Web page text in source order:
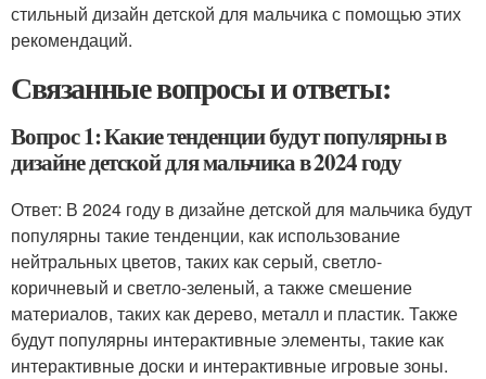
стильный дизайн детской для мальчика с помощью этих
рекомендаций.
Связанные вопросы и ответы:
Вопрос 1: Какие тенденции будут популярны в
дизайне детской для мальчика в 2024 году
Ответ: В 2024 году в дизайне детской для мальчика будут
популярны такие тенденции, как использование
нейтральных цветов, таких как серый, светло-
коричневый и светло-зеленый, а также смешение
материалов, таких как дерево, металл и пластик. Также
будут популярны интерактивные элементы, такие как
интерактивные доски и интерактивные игровые зоны.